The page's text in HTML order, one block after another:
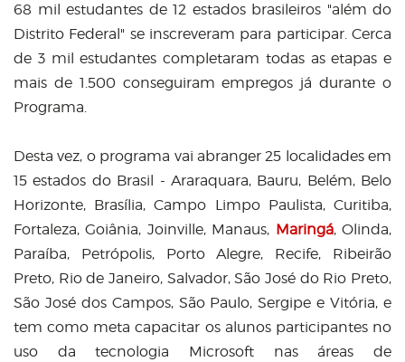
68 mil estudantes de 12 estados brasileiros "além do
Distrito Federal" se inscreveram para participar. Cerca
de 3 mil estudantes completaram todas as etapas e
mais de 1.500 conseguiram empregos já durante o
Programa.
Desta vez, o programa vai abranger 25 localidades em
15 estados do Brasil - Araraquara, Bauru, Belém, Belo
Horizonte, Brasília, Campo Limpo Paulista, Curitiba,
Fortaleza, Goiânia, Joinville, Manaus, Maringá, Olinda,
Paraíba, Petrópolis, Porto Alegre, Recife, Ribeirão
Preto, Rio de Janeiro, Salvador, São José do Rio Preto,
São José dos Campos, São Paulo, Sergipe e Vitória, e
tem como meta capacitar os alunos participantes no
uso da tecnologia Microsoft nas áreas de